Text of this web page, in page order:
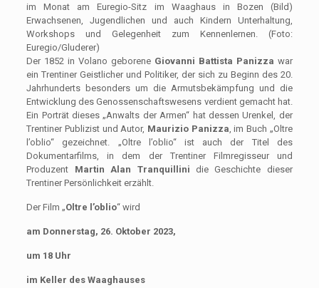
im Monat am Euregio-Sitz im Waaghaus in Bozen (Bild)
Erwachsenen, Jugendlichen und auch Kindern Unterhaltung,
Workshops und Gelegenheit zum Kennenlernen. (Foto:
Euregio/Gluderer)
Der 1852 in Volano geborene Giovanni Battista Panizza war
ein Trentiner Geistlicher und Politiker, der sich zu Beginn des 20.
Jahrhunderts besonders um die Armutsbekämpfung und die
Entwicklung des Genossenschaftswesens verdient gemacht hat.
Ein Porträt dieses „Anwalts der Armen“ hat dessen Urenkel, der
Trentiner Publizist und Autor, Maurizio Panizza , im Buch „Oltre
l’oblio“ gezeichnet. „Oltre l’oblio“ ist auch der Titel des
Dokumentarfilms, in dem der Trentiner Filmregisseur und
Produzent Martin Alan Tranquillini die Geschichte dieser
Trentiner Persönlichkeit erzählt.
Der Film „Oltre l’oblio“ wird
am Donnerstag, 26. Oktober 2023,
um 18 Uhr
im Keller des Waaghauses